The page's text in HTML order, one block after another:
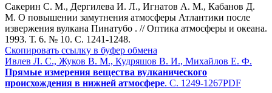
Сакерин С. М., Дергилева И. Л., Игнатов А. М., Кабанов Д.
М. О повышении замутнения атмосферы Атлантики после
извержения вулкана Пинатубо . // Оптика атмосферы и океана.
1993. Т. 6. № 10. С. 1241-1248.
Скопировать ссылку в буфер обмена
Ивлев Л. С., Жуков В. М., Кудряшов В. И., Михайлов Е. Ф.
Прямые измерения вещества вулканического
происхождения в нижней атмосфере. С. 1249-1267PDF